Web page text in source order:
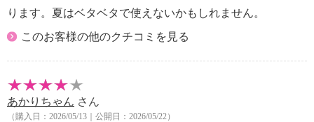
ります。夏はベタベタで使えないかもしれません。
このお客様の他のクチコミを見る
あかりちゃん さん
（購入日：2026/05/13｜公開日：2026/05/22）